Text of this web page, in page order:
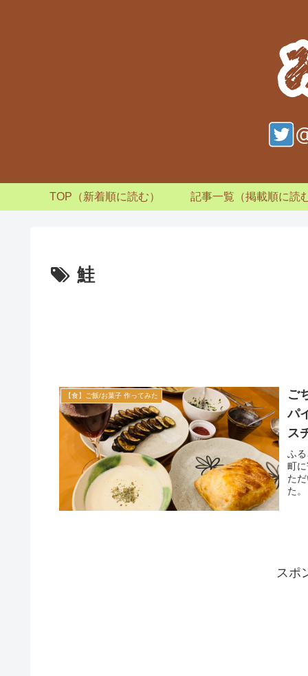
TOP（新着順に読む） 記事一覧（掲載順に読
鮭
【食】ご飯/お菓子 作ってみた
ご
パ
ス
ふ
町
た
た
スポ